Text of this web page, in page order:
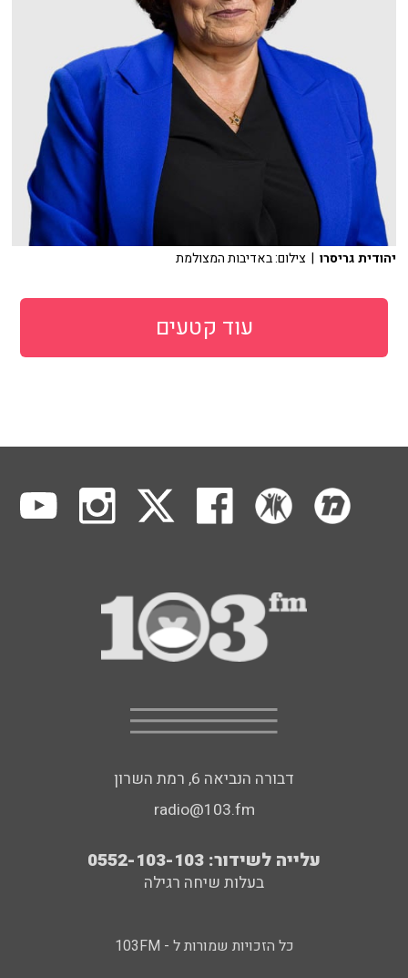
יהודית גריסרו | צילום: באדיבות המצולמת
עוד קטעים
דבורה הנביאה 6, רמת השרון
radio@103.fm
עלייה לשידור: 0552-103-103
בעלות שיחה רגילה
כל הזכויות שמורות ל - 103FM